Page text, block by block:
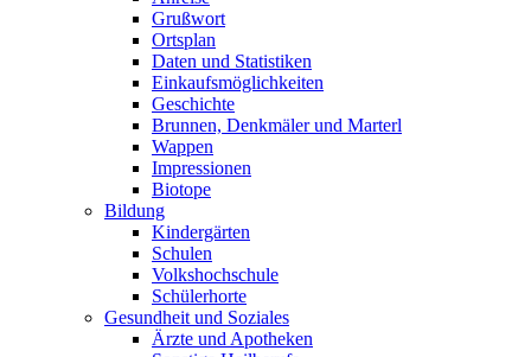
Grußwort
Ortsplan
Daten und Statistiken
Einkaufsmöglichkeiten
Geschichte
Brunnen, Denkmäler und Marterl
Wappen
Impressionen
Biotope
Bildung
Kindergärten
Schulen
Volkshochschule
Schülerhorte
Gesundheit und Soziales
Ärzte und Apotheken